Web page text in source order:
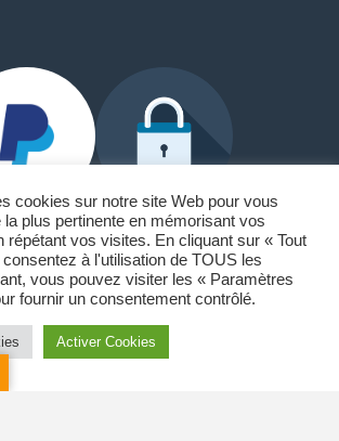
Paypal et Carte Bancaire
Saint-André 73370 Le Bourget-du-Lac
cookies sur notre site Web pour vous
plus pertinente en mémorisant vos
répétant vos visites. En cliquant sur « Tout
à l'utilisation de TOUS les
vous pouvez visiter les « Paramètres
fournir un consentement contrôlé.
Activer Cookies